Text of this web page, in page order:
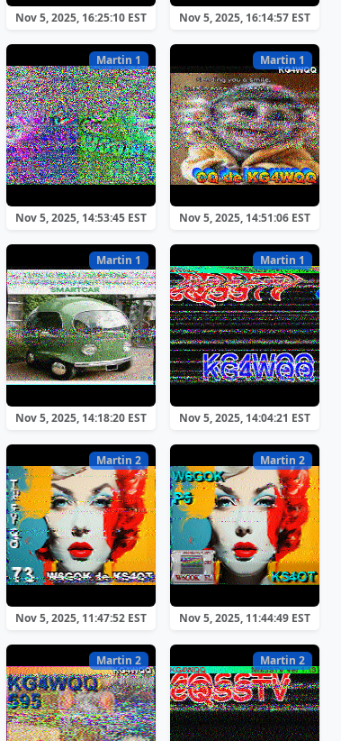
Nov 5, 2025, 16:25:10 EST Nov 5, 2025, 16:14:57 EST
Martin 1
Nov 5, 2025, 14:53:45 EST
Martin 1
Nov 5, 2025, 14:51:06 EST
Martin 1
Nov 5, 2025, 14:18:20 EST
Martin 1
Nov 5, 2025, 14:04:21 EST
Martin 2
Nov 5, 2025, 11:47:52 EST
Martin 2
Nov 5, 2025, 11:44:49 EST
Martin 2 Martin 2